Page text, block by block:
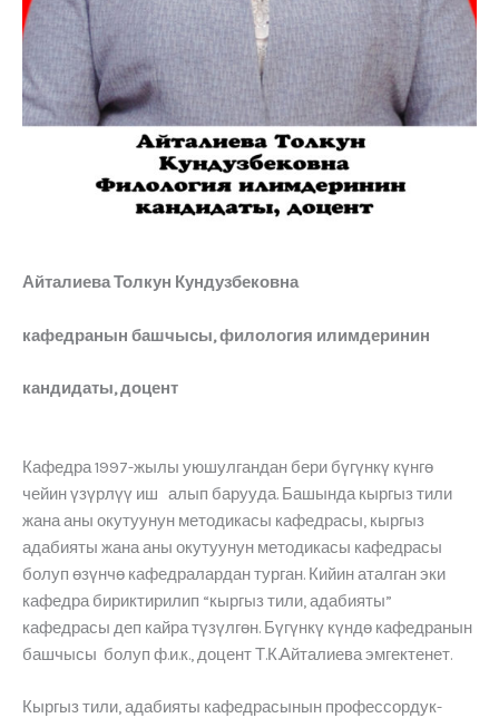
АйталиеваТолкун Кундузбековна
кафедранын башчысы,филология илимдеринин
кандидаты, доцент
Кафедра 1997-жылы уюшулгандан бери бүгүнкү күнгө
чейин үзүрлүү иш алып барууда. Башында кыргыз тили
жана аны окутуунун методикасы кафедрасы, кыргыз
адабияты жана аны окутуунун методикасы кафедрасы
болуп өзүнчө кафедралардан турган. Кийин аталган эки
кафедра бириктирилип “кыргыз тили, адабияты”
кафедрасы деп кайра түзүлгөн. Бүгүнкү күндө кафедранын
башчысы болуп ф.и.к., доцент Т.К.Айталиева эмгектенет.
Кыргыз тили, адабияты кафедрасынын профессордук-